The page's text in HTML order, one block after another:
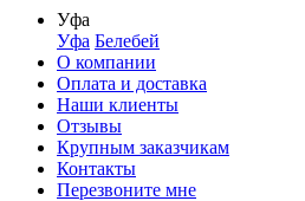
Уфа
Уфа Белебей
О компании
Оплата и доставка
Наши клиенты
Отзывы
Крупным заказчикам
Контакты
Перезвоните мне